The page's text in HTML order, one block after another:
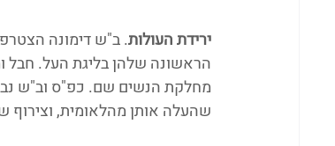
ירידת העולות. ב"ש דימונה
הראשונה שלהן בליגת העל. חבל
מחלקת הנשים שם. כפ"ס וב"ש
שהעלה אותן מהלאומית, וצירוף